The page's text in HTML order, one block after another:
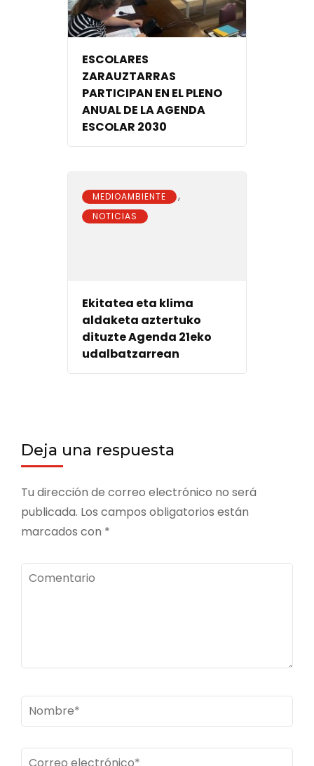
ESCOLARES
ZARAUZTARRAS
PARTICIPAN EN EL PLENO
ANUAL DE LA AGENDA
ESCOLAR 2030
MEDIOAMBIENTE ,
NOTICIAS
Ekitatea eta klima
aldaketa aztertuko
dituzte Agenda 21eko
udalbatzarrean
Deja una respuesta
Tu dirección de correo electrónico no será
publicada. Los campos obligatorios están
marcados con *
Comentario
Nombre*
Correo